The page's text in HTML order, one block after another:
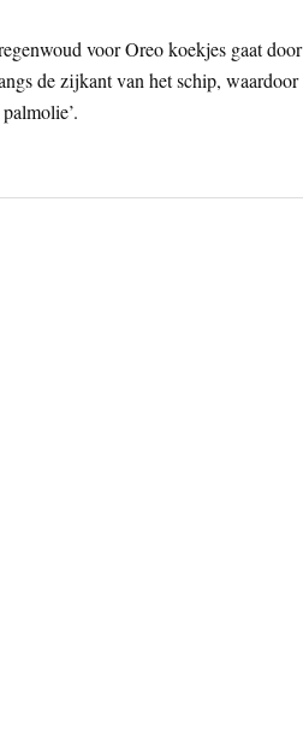
voor Oreo koekjes gaat
de zijkant van het schip, waardoor